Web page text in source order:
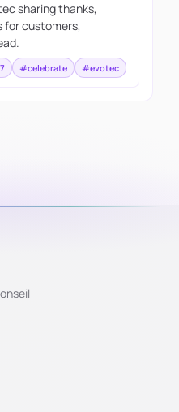
sharing thanks,
for customers,
#celebrate #evotec